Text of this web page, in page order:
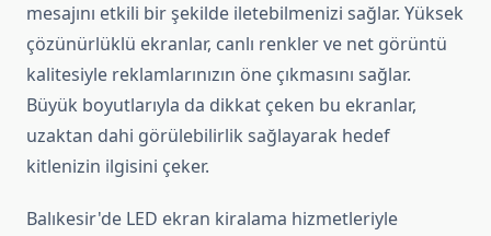
mesajını etkili bir şekilde iletebilmenizi sağlar. Yüksek
çözünürlüklü ekranlar, canlı renkler ve net görüntü
kalitesiyle reklamlarınızın öne çıkmasını sağlar.
Büyük boyutlarıyla da dikkat çeken bu ekranlar,
uzaktan dahi görülebilirlik sağlayarak hedef
kitlenizin ilgisini çeker.
Balıkesir'de LED ekran kiralama hizmetleriyle